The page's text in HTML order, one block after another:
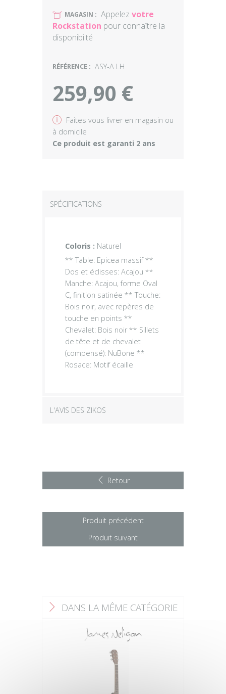
U MAGASIN : Appelez votre
Rockstation pour connaître la
disponibilté
RÉFÉRENCE : ASY-A LH
259,90 €
v Faites vous livrer en magasin ou
à domicile
Ce produit est garanti 2 ans
SPÉCIFICATIONS
Coloris : Naturel
** Table: Epicea massif **
Dos et éclisses: Acajou **
Manche: Acajou, forme Oval
C, finition satinée ** Touche:
Bois noir, avec repères de
touche en points **
Chevalet: Bois noir ** Sillets
de tête et de chevalet
(compensé): NuBone **
Rosace: Motif écaille
L'AVIS DES ZIKOS
Retour
Produit précédent
Produit suivant
F DANS LA MÊME CATÉGORIE